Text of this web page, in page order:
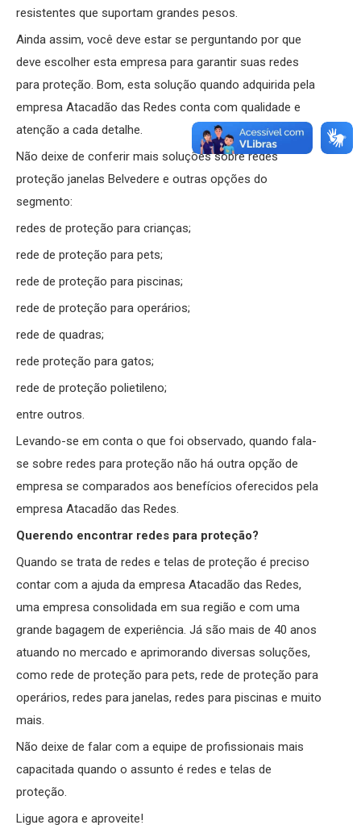
resistentes que suportam grandes pesos.
Ainda assim, você deve estar se perguntando por que
deve escolher esta empresa para garantir suas redes
para proteção. Bom, esta solução quando adquirida pela
empresa Atacadão das Redes conta com qualidade e
atenção a cada detalhe.
Não deixe de conferir mais soluções sobre redes
proteção janelas Belvedere e outras opções do
segmento:
redes de proteção para crianças;
rede de proteção para pets;
rede de proteção para piscinas;
rede de proteção para operários;
rede de quadras;
rede proteção para gatos;
rede de proteção polietileno;
entre outros.
Levando-se em conta o que foi observado, quando fala-
se sobre redes para proteção não há outra opção de
empresa se comparados aos benefícios oferecidos pela
empresa Atacadão das Redes.
Querendo encontrar redes para proteção?
Quando se trata de redes e telas de proteção é preciso
contar com a ajuda da empresa Atacadão das Redes,
uma empresa consolidada em sua região e com uma
grande bagagem de experiência. Já são mais de 40 anos
atuando no mercado e aprimorando diversas soluções,
como rede de proteção para pets, rede de proteção para
operários, redes para janelas, redes para piscinas e muito
mais.
Não deixe de falar com a equipe de profissionais mais
capacitada quando o assunto é redes e telas de
proteção.
Ligue agora e aproveite!